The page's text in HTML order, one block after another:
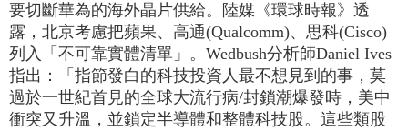
要切斷華為的海外晶片供給。陸媒《環球時報》透
露，北京考慮把蘋果、高通(Qualcomm)、思科(Cisco)
列入「不可靠實體清單」。Wedbush分析師Daniel Ives
指出：「指節發白的科技投資人最不想見到的事，莫
過於一世紀首見的全球大流行病/封鎖潮爆發時，美中
衝突又升溫，並鎖定半導體和整體科技股。這些類股